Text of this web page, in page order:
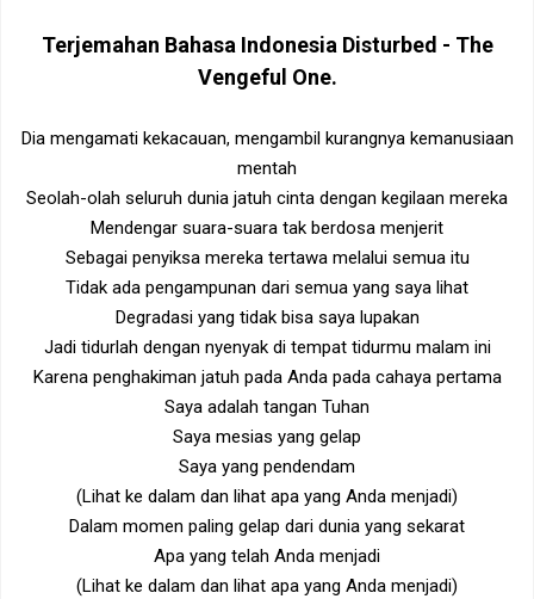
Terjemahan Bahasa Indonesia Disturbed - The
Vengeful One.
Dia mengamati kekacauan, mengambil kurangnya kemanusiaan
mentah
Seolah-olah seluruh dunia jatuh cinta dengan kegilaan mereka
Mendengar suara-suara tak berdosa menjerit
Sebagai penyiksa mereka tertawa melalui semua itu
Tidak ada pengampunan dari semua yang saya lihat
Degradasi yang tidak bisa saya lupakan
Jadi tidurlah dengan nyenyak di tempat tidurmu malam ini
Karena penghakiman jatuh pada Anda pada cahaya pertama
Saya adalah tangan Tuhan
Saya mesias yang gelap
Saya yang pendendam
(Lihat ke dalam dan lihat apa yang Anda menjadi)
Dalam momen paling gelap dari dunia yang sekarat
Apa yang telah Anda menjadi
(Lihat ke dalam dan lihat apa yang Anda menjadi)